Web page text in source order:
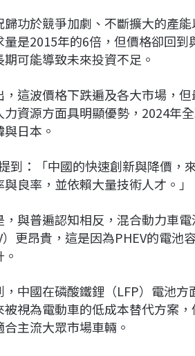
歸功於競爭加劇、不斷擴大的產
量是2015年的6倍，但價格卻回
期可能導致未來投資不足。
，這波價格下跌遍及各大市場，
力資源方面具明顯優勢，2024年
日本。
到：「中國的快速創新與降價，
良率，並依賴大量技術人才。」
，與普遍認知相反，混合動力車
）更昂貴，這是因為PHEV的電
，中國在磷酸鐵鋰（LFP）電池
被視為電動車的低成本替代方案
合主流大眾市場車輛。